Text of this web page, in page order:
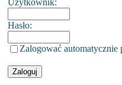
Użytkownik:
Hasło:
Zalogować automatycznie